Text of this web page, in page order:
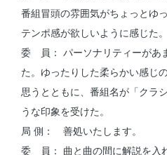
番組冒頭の雰囲気がちょっとゆ
テンポ感が欲しいように感じた。
委 員： パーソナリティーがあ
た。ゆったりした柔らかい感じ
思うとともに、番組名が「クラ
うな印象を受けた。
局 側： 善処いたします。
委 員： 曲と曲の間に解説を入